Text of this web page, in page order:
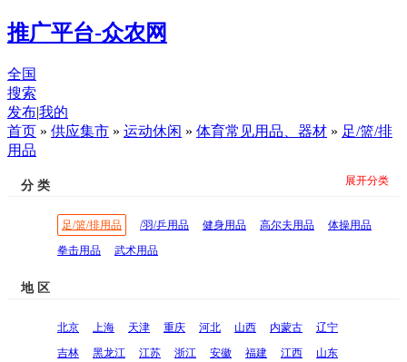
推广平台-众农网
全国
搜索
发布|我的
首页 » 供应集市 » 运动休闲 » 体育常见用品、器材 » 足/篮/排
用品
分 类
足/篮/排用品 /羽/乒用品 健身用品 高尔夫用品
体操用品
拳击用品
武术用品
展开分类
地 区
北京 上海 天津 重庆 河北 山西 内蒙古
辽宁
吉林
黑龙江 江苏 浙江 安徽 福建 江西
山东